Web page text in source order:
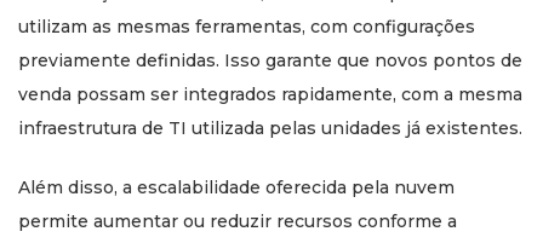
utilizam as mesmas ferramentas, com configurações
previamente definidas. Isso garante que novos pontos de
venda possam ser integrados rapidamente, com a mesma
infraestrutura de TI utilizada pelas unidades já existentes.
Além disso, a escalabilidade oferecida pela nuvem
permite aumentar ou reduzir recursos conforme a